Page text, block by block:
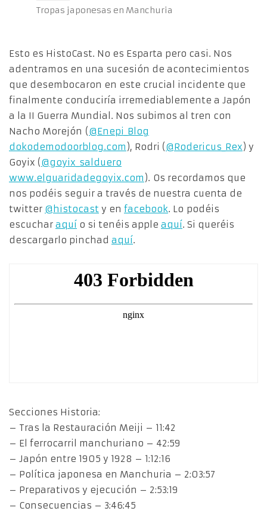
Tropas japonesas en Manchuria
Esto es HistoCast. No es Esparta pero casi. Nos
adentramos en una sucesión de acontecimientos
que desembocaron en este crucial incidente que
finalmente conduciría irremediablemente a Japón
a la II Guerra Mundial. Nos subimos al tren con
Nacho Morejón (@Enepi_Blog
dokodemodoorblog.com ), Rodri (@Rodericus_Rex) y
Goyix (@goyix_salduero
www.elguaridadegoyix.com ). Os recordamos que
nos podéis seguir a través de nuestra cuenta de
twitter @histocast y en facebook. Lo podéis
escuchar aquí o si tenéis apple aquí. Si queréis
descargarlo pinchad aquí.
Secciones Historia:
– Tras la Restauración Meiji – 11:42
– El ferrocarril manchuriano – 42:59
– Japón entre 1905 y 1928 – 1:12:16
– Política japonesa en Manchuria – 2:03:57
– Preparativos y ejecución – 2:53:19
– Consecuencias – 3:46:45